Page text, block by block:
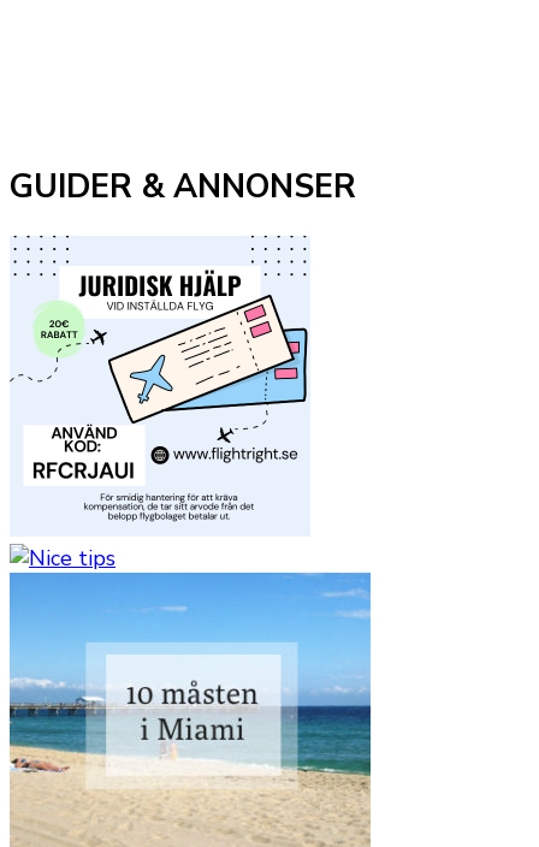
GUIDER & ANNONSER